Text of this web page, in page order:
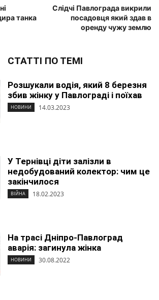
танка
Слідчі Павлограда викрили
посадовця який здав в
оренду чужу землю
СТАТТІ ПО ТЕМІ
Розшукали водія, який 8 березня
збив жінку у Павлограді і поїхав
НОВИНИ 14.03.2023
У Тернівці діти залізли в
недобудований колектор: чим це
закінчилося
ВІЙНА 18.02.2023
На трасі Дніпро-Павлоград
аварія: загинула жінка
НОВИНИ 30.08.2022